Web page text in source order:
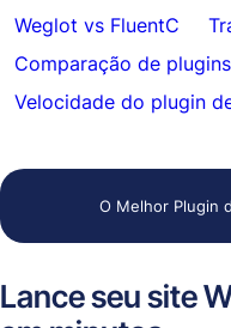
Weglot vs FluentC
Comparação de
Velocidade do plugin
O Melhor Plugin
Lance seu site